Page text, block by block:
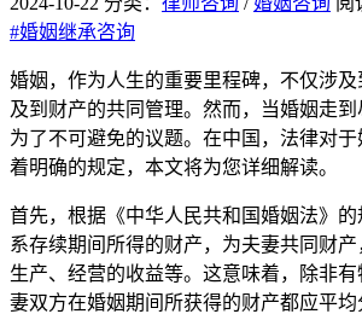
#婚姻继承咨询
婚姻，作为人生的重要里程碑，不仅涉
及到财产的共同管理。然而，当婚姻走
为了不可避免的议题。在中国，法律对
着明确的规定，本文将为您详细解读。
首先，根据《中华人民共和国婚姻法》
系存续期间所得的财产，为夫妻共同财产
生产、经营的收益等。这意味着，除非
妻双方在婚姻期间所获得的财产都应平均